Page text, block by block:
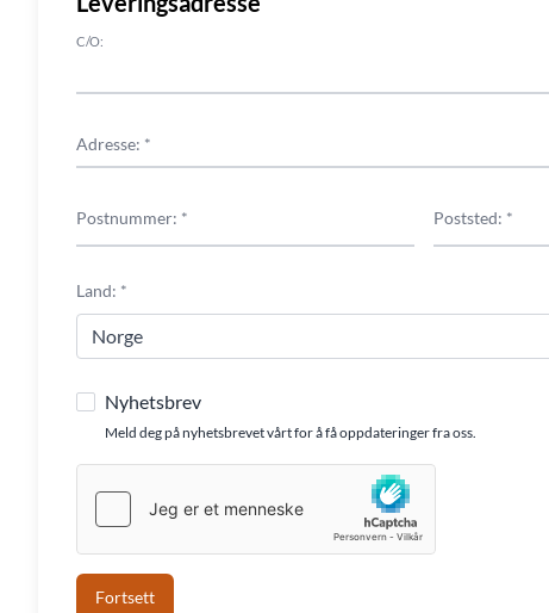
C/O:
Adresse: *
Postnummer: * Poststed: *
Land: *
Nyhetsbrev
Meld deg på nyhetsbrevet vårt for å få oppdateringer fra oss.